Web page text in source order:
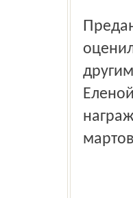
Преданность делу и мастерство Антонины Лукьяновой